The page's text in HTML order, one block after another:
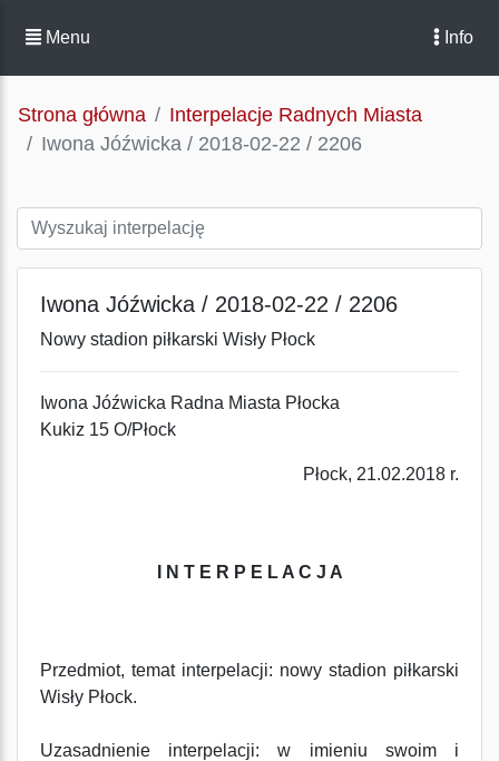
Menu Info
Strona główna
Interpelacje Radnych Miasta
Iwona Jóźwicka / 2018-02-22 / 2206
Iwona Jóźwicka / 2018-02-22 / 2206
Nowy stadion piłkarski Wisły Płock
Iwona Jóźwicka Radna Miasta Płocka
Kukiz 15 O/Płock
Płock, 21.02.2018 r.
I N T E R P E L A C J A
Przedmiot, temat interpelacji: nowy stadion piłkarski
Wisły Płock.
Uzasadnienie interpelacji: w imieniu swoim i